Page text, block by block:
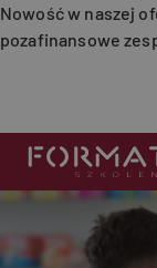
Przejdź do treści
Nowość w naszej
pozafinansowe